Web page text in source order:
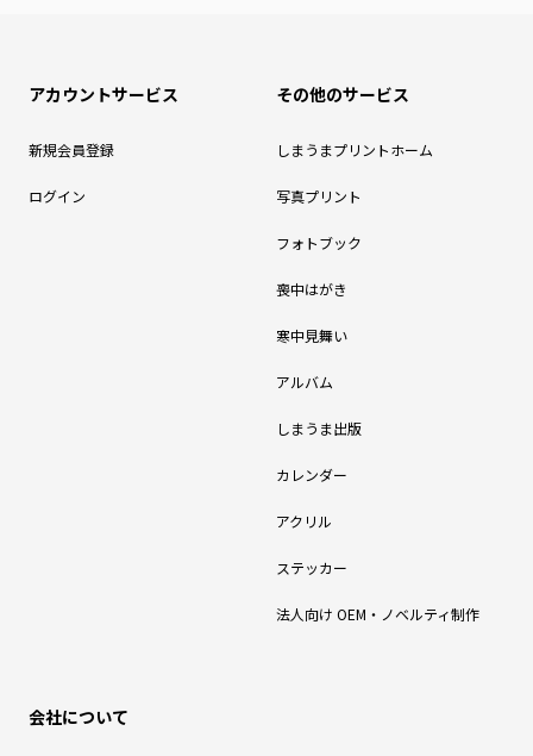
アカウントサービス
新規会員登録
ログイン
その他のサービス
しまうまプリントホーム
写真プリント
フォトブック
喪中はがき
寒中見舞い
アルバム
しまうま出版
カレンダー
アクリル
ステッカー
法人向け OEM・ノベルティ制作
会社について